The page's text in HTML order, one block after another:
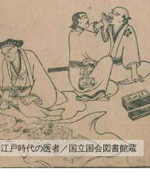
江戸時代の医者／国立国会図書館蔵